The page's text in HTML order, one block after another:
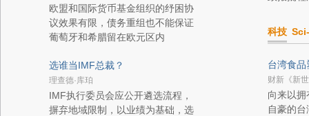
欧盟和国际货币基金组织的纾困协
议效果有限，债务重组也不能保证
葡萄牙和希腊留在欧元区内
选谁当IMF总裁？
理查德·库珀
IMF执行委员会应公开遴选流程，
摒弃地域限制，以业绩为基础，选
科技
台湾食
财新《新
向来以
自豪的